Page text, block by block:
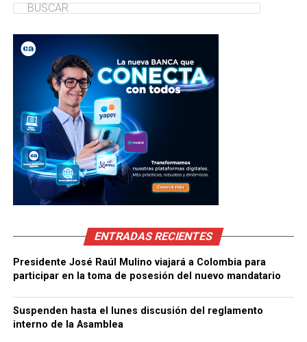
ENTRADAS RECIENTES
Presidente José Raúl Mulino viajará a Colombia para
participar en la toma de posesión del nuevo mandatario
Suspenden hasta el lunes discusión del reglamento
interno de la Asamblea